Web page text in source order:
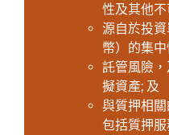
性及其他不
源自於投
幣）的集中
託管風險
擬資產; 及
與質押相關
包括質押